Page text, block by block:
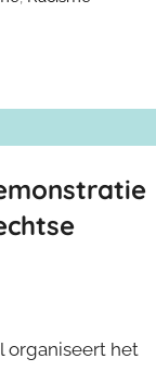
organiseert het